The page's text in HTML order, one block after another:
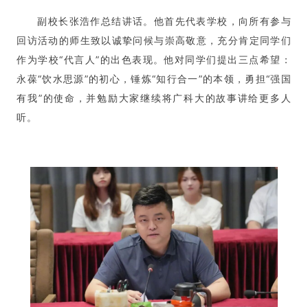
副校长张浩作总结讲话。他首先代表学校，向所有参与
回访活动的师生致以诚挚问候与崇高敬意，充分肯定同学们
作为学校“代言人”的出色表现。他对同学们提出三点希望：
永葆“饮水思源”的初心，锤炼“知行合一”的本领，勇担“强国
有我”的使命，并勉励大家继续将广科大的故事讲给更多人
听。